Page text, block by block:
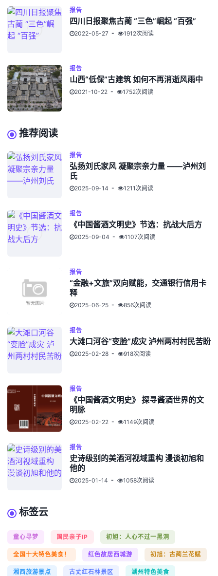
报告
四川日报聚焦古蔺 “三色”崛起 “百强”
2022-05-27 1912次阅读
报告
山西“低保”古建筑 如何不再消逝风雨中
2021-10-22 1752次阅读
推荐阅读
报告
弘扬刘氏家风 凝聚宗亲力量 ——泸州刘
氏
2025-09-14 1211次阅读
报告
《中国酱酒文明史》节选：抗战大后方
2025-09-04 1107次阅读
报告
“金融+文旅”双向赋能，交通银行信用卡
释
2025-06-25 856次阅读
报告
大滩口河谷“变脸”成灾 泸州两村村民苦盼
2025-02-28 918次阅读
报告
《中国酱酒文明史》 探寻酱酒世界的文
明脉
2025-02-22 1149次阅读
报告
史诗级别的美酒河视域重构 漫谈初旭和
他的
2025-01-14 1058次阅读
标签云
童心寻梦 国民亲子IP 初旭：人心不过一黑洞
全国十大特色美食！ 红色故居西城游 初旭：古蔺兰花赋
湘西旅游景点 古丈红石林景区 湖州特色美食